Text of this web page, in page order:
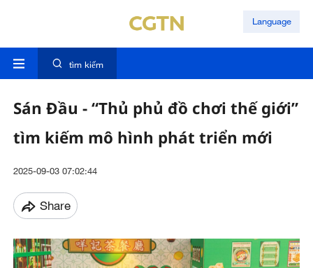
Language
tìm kiếm
Sán Đầu - “Thủ phủ đồ chơi thế giới”
tìm kiếm mô hình phát triển mới
2025-09-03 07:02:44
Share